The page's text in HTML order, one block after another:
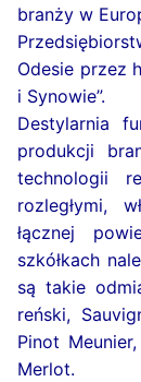
branży w
Odesie przez
i Synowie”.
Destylarnia
produkcji
technologii
rozległymi,
łącznej
szkółkach
są takie
reński,
Pinot
Merlot.